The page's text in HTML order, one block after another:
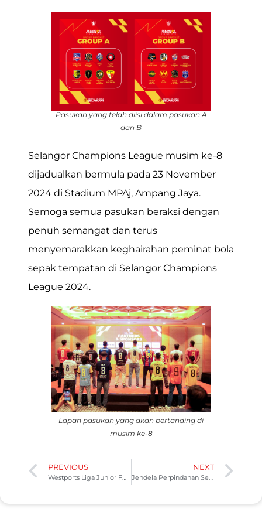
Pasukan yang telah diisi dalam pasukan A
dan B
Selangor Champions League musim ke-8
dijadualkan bermula pada 23 November
2024 di Stadium MPAj, Ampang Jaya.
Semoga semua pasukan beraksi dengan
penuh semangat dan terus
menyemarakkan keghairahan peminat bola
sepak tempatan di Selangor Champions
League 2024.
Lapan pasukan yang akan bertanding di
musim ke-8
PREVIOUS
Westports Liga Junior FAS 2024: Berakhirnya siri ke-4
NEXT
Jendela Perpindahan Selangor Champions League 2024 Dibuka: Strategi dan Perubahan Skuad